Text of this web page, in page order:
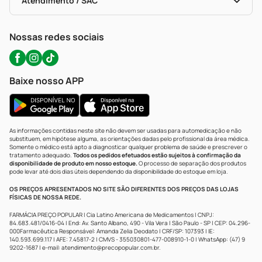
Nossas redes sociais
Baixe nosso APP
As informações contidas neste site não devem ser usadas para automedicação e não
substituem, em hipótese alguma, as orientações dadas pelo profissional da área médica.
Somente o médico está apto a diagnosticar qualquer problema de saúde e prescrever o
tratamento adequado. Todos os pedidos efetuados estão sujeitos à confirmação da
disponibilidade de produto em nosso estoque.O processo de separação dos produtos
pode levar até dois dias úteis dependendo da disponibilidade do estoque em loja.
OS PREÇOS APRESENTADOS NO SITE SÃO DIFERENTES DOS PREÇOS DAS LOJAS
FÍSICAS DE NOSSA REDE.
FARMÁCIA PREÇO POPULAR | Cia Latino Americana de Medicamentos | CNPJ:
84.683.481/0416-04 | End: Av. Santo Albano, 490 - Vila Vera | São Paulo - SP | CEP: 04.296-
000Farmacêutica Responsável: Amanda Zelia Deodato | CRF/SP: 107393 | IE:
140.593.699.117 | AFE: 7.45817-2 | CMVS - 355030801-477-008910-1-0 | WhatsApp: (47) 9
9202-1687 | e-mail: atendimento@precopopular.com.br.